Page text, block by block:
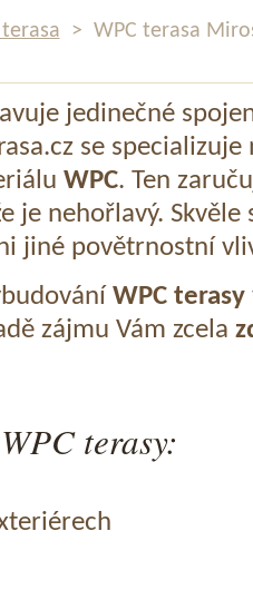
> WPC terasa
jedinečné
se specializuje
WPC. Ten
je nehořlavý.
jiné povětrnostní
WPC terasy
zájmu Vám zcela
terasy: